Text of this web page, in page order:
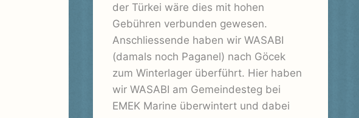
der Türkei wäre dies mit hohen
Gebühren verbunden gewesen.
Anschliessende haben wir WASABI
(damals noch Paganel) nach Göcek
zum Winterlager überführt. Hier haben
wir WASABI am Gemeindesteg bei
EMEK Marine überwintert und dabei